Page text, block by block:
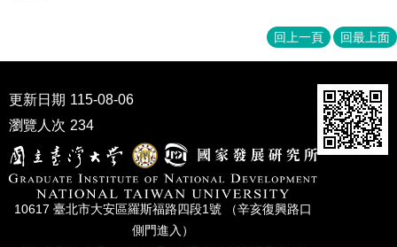
研
期
刊
口
試
回上一頁 回最上面
更新日期 115-08-06
瀏覽人次 234
10617 臺北市⼤安區羅斯福路四段1號 （辛亥復興路⼝
側⾨進入）